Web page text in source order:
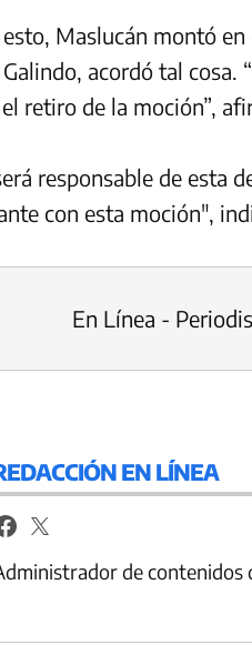
Maslucán montó
acordó tal
retiro de la moción”,
responsable de esta
con esta moción",
En Línea -
EN LÍNEA
de contenidos